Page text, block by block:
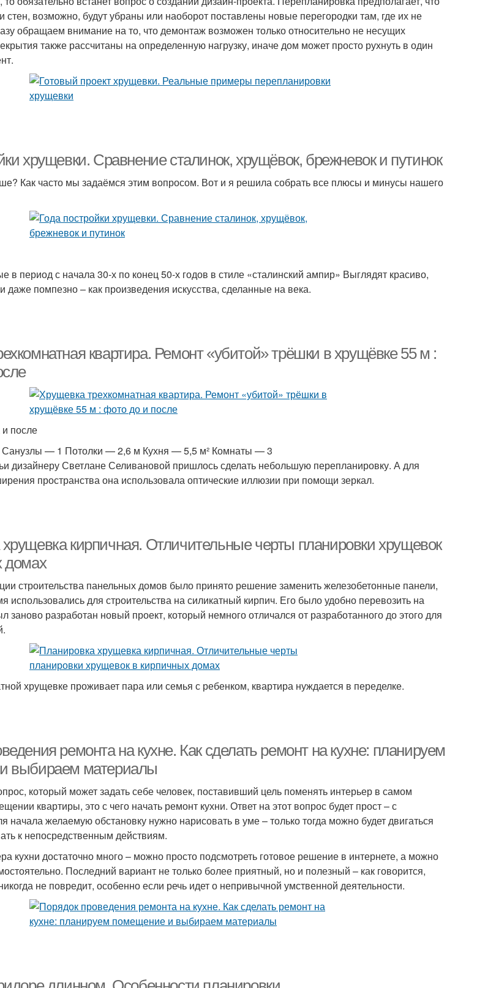
стен, возможно, будут убраны или наоборот поставлены новые перегородки там, где их не
обращаем внимание на то, что демонтаж возможен только относительно не несущих
также рассчитаны на определенную нагрузку, иначе дом может просто рухнуть в один
хрущевки. Сравнение сталинок, хрущёвок, брежневок и путинок
Как часто мы задаёмся этим вопросом. Вот и я решила собрать все плюсы и минусы нашего
в период с начала 30-х по конец 50-х годов в стиле «сталинский ампир» Выглядят красиво,
даже помпезно – как произведения искусства, сделанные на века.
квартира. Ремонт «убитой» трёшки в хрущёвке 55 м :
после
— 1 Потолки — 2,6 м Кухня — 5,5 м² Комнаты — 3
дизайнеру Светлане Селивановой пришлось сделать небольшую перепланировку. А для
пространства она использовала оптические иллюзии при помощи зеркал.
кирпичная. Отличительные черты планировки хрущевок
домах
строительства панельных домов было принято решение заменить железобетонные панели,
использовались для строительства на силикатный кирпич. Его было удобно перевозить на
заново разработан новый проект, который немного отличался от разработанного до этого для
хрущевке проживает пара или семья с ребенком, квартира нуждается в переделке.
ремонта на кухне. Как сделать ремонт на кухне: планируем
выбираем материалы
который может задать себе человек, поставивший цель поменять интерьер в самом
квартиры, это с чего начать ремонт кухни. Ответ на этот вопрос будет прост – с
начала желаемую обстановку нужно нарисовать в уме – только тогда можно будет двигаться
к непосредственным действиям.
кухни достаточно много – можно просто подсмотреть готовое решение в интернете, а можно
Последний вариант не только более приятный, но и полезный – как говорится,
не повредит, особенно если речь идет о непривычной умственной деятельности.